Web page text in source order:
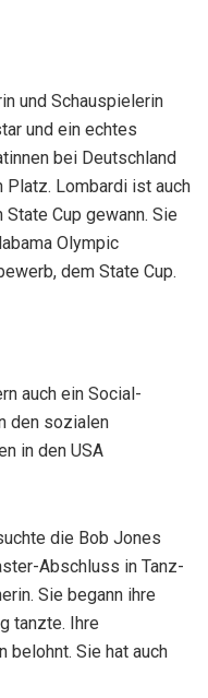
und Schauspielerin
und ein echtes
bei Deutschland
Lombardi ist auch
Cup gewann. Sie
Olympic
dem State Cup.
auch ein Social-
den sozialen
in den USA
die Bob Jones
Abschluss in Tanz-
Sie begann ihre
tanzte. Ihre
belohnt. Sie hat auch